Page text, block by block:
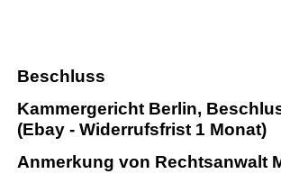
Beschluss
Kammergericht Berlin,
(Ebay - Widerrufsfrist 1 Monat)
Anmerkung von Rechtsanwalt